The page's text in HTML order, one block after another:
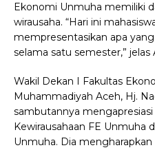
Ekonomi Unmuha memiliki
wirausaha. “Hari ini
mempresentasikan apa
selama satu semester,” jelas
Wakil Dekan I Fakultas
Muhammadiyah Aceh, Hj.
sambutannya
Kewirausahaan FE Unmuha
Unmuha. Dia